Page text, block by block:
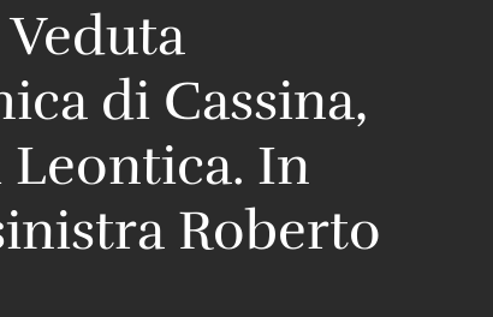
Veduta
di Cassina,
In
Roberto